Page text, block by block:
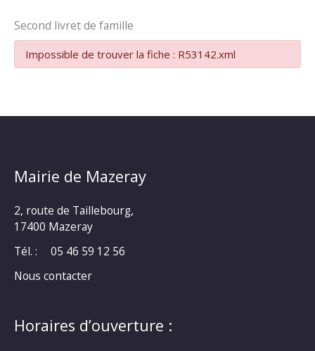
Second livret de famille
Impossible de trouver la fiche : R53142.xml
Mairie de Mazeray
2, route de Taillebourg,
17400 Mazeray
Tél. :
05 46 59 12 56
Nous contacter
Horaires d’ouverture :